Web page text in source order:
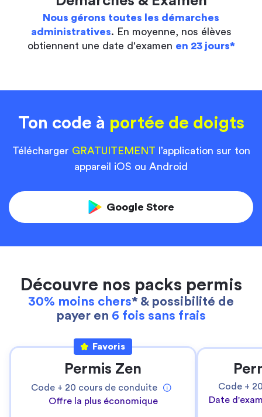
Nous gérons toutes les démarches
administratives. En moyenne, nos élèves
obtiennent une date d'examen en 23 jours*
Ton code à portée de doigts
Télécharger GRATUITEMENT l’application sur ton
appareil iOS ou Android
Google Store
Découvre nos packs permis
30% moins chers* & possibilité de
payer en 6 fois sans frais
Favoris
Permis Zen
Code + 20 cours de conduite
Offre la plus économique
Code +
Date